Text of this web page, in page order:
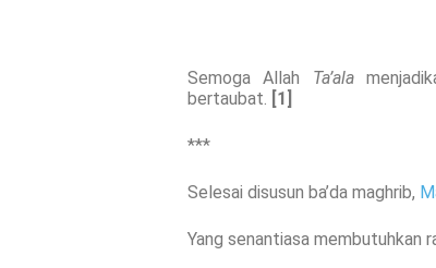
Semoga Allah Ta’ala
bertaubat. [1]
***
Selesai disusun ba’da maghrib,
Yang senantiasa membutuhkan